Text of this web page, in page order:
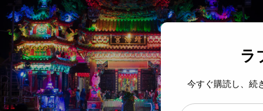
ラ
今すぐ購読し、続
メールアドレスを入力...